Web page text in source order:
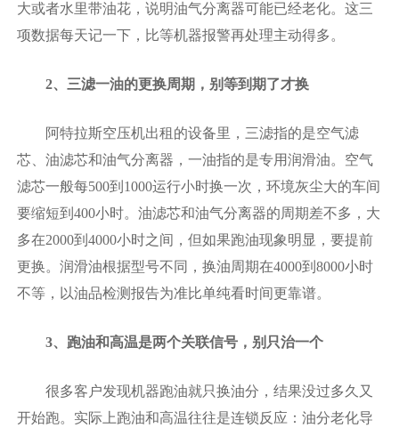
大或者水里带油花，说明油气分离器可能已经老化。这三
项数据每天记一下，比等机器报警再处理主动得多。
2、三滤一油的更换周期，别等到期了才换‌
阿特拉斯空压机出租的设备里，三滤指的是空气滤
芯、油滤芯和油气分离器，一油指的是专用润滑油。空气
滤芯一般每500到1000运行小时换一次，环境灰尘大的车间
要缩短到400小时。油滤芯和油气分离器的周期差不多，大
多在2000到4000小时之间，但如果跑油现象明显，要提前
更换。润滑油根据型号不同，换油周期在4000到8000小时
不等，以油品检测报告为准比单纯看时间更靠谱。
3、跑油和高温是两个关联信号，别只治一个‌
很多客户发现机器跑油就只换油分，结果没过多久又
开始跑。实际上跑油和高温往往是连锁反应：油分老化导